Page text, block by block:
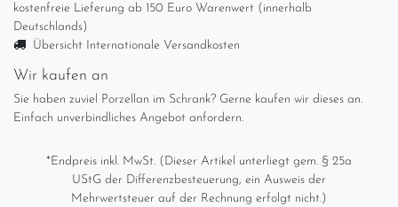
kostenfreie Lieferung ab 150 Euro Warenwert (innerhalb
Deutschlands)
Übersicht Internationale Versandkosten
Wir kaufen an
Sie haben zuviel Porzellan im Schrank? Gerne kaufen wir dieses an.
Einfach unverbindliches Angebot anfordern.
*Endpreis inkl. MwSt. (Dieser Artikel unterliegt gem. § 25a
UStG der Differenzbesteuerung, ein Ausweis der
Mehrwertsteuer auf der Rechnung erfolgt nicht.)